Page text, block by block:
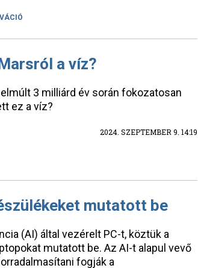
a víz?
3 milliárd év során fokozatosan
ez a víz?
2024. SZEPTEMBER 9. 14:19
mutatott be
(AI) által vezérelt PC-t, köztük a
mutatott be. Az AI-t alapul vevő
fogják a